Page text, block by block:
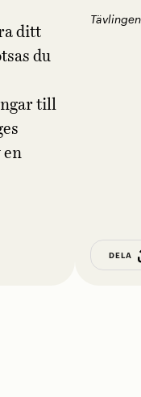
ditt
du
till
en
DELA